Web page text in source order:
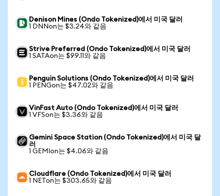
Denison Mines (Ondo Tokenized)에서 미국 달러
1 DNNon는 $3.24와 같음
Strive Preferred (Ondo Tokenized)에서 미국 달러
1 SATAon는 $99.11와 같음
Penguin Solutions (Ondo Tokenized)에서 미국 달러
1 PENGon는 $47.02와 같음
VinFast Auto (Ondo Tokenized)에서 미국 달러
1 VFSon는 $3.36와 같음
Gemini Space Station (Ondo Tokenized)에서 미국 달
러
1 GEMIon는 $4.06와 같음
Cloudflare (Ondo Tokenized)에서 미국 달러
1 NETon는 $303.65와 같음